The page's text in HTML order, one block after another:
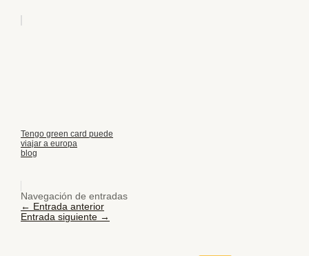
Tengo green card puede
viajar a europa
blog
Navegación de entradas
← Entrada anterior
Entrada siguiente →